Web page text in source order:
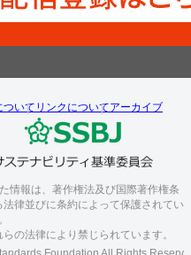
ついて リンクについてアーカイブ
情報は、著作権法及び国際著作権条
律並びに条約によって保護されてい
の法律により禁じられています。